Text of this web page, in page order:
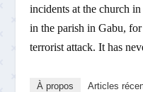
incidents at the church
in the parish in Gabu,
terrorist attack. It has
À propos Articles